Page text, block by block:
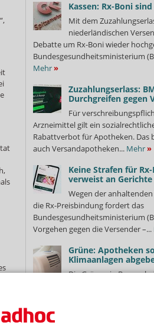
Kassen: Rx-Boni
Mit dem
niederländischen
Debatte um Rx-Boni wieder
Bundesgesundheitsministerium
Mehr»
Zuzahlungserlass:
Durchgreifen gegen
Für
Arzneimittel gilt ein
Rabattverbot für Apotheken. Das
auch Versandapotheken... Mehr»
Keine Strafen für Rx-
verweist an Gerichte
Wegen der
die Rx-Preisbindung fordert das
Bundesgesundheitsministerium
Vorgehen gegen die Versender –...
Grüne: Apotheken
Klimaanlagen
Die Grünen in Bayern
Motto „Bayern braucht
für besonders...